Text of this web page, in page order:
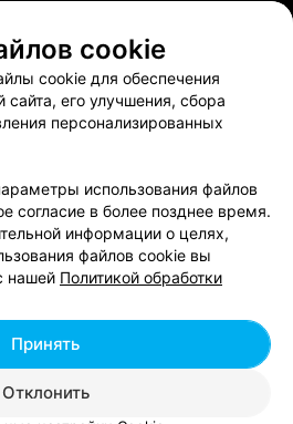
компанию
cookie
cookie для обеспечения
сайта, его улучшения, сбора
персонализированных
использования файлов
согласие в более позднее время.
информации о целях,
файлов cookie вы
нашей Политикой обработки
Отклонить
Принять